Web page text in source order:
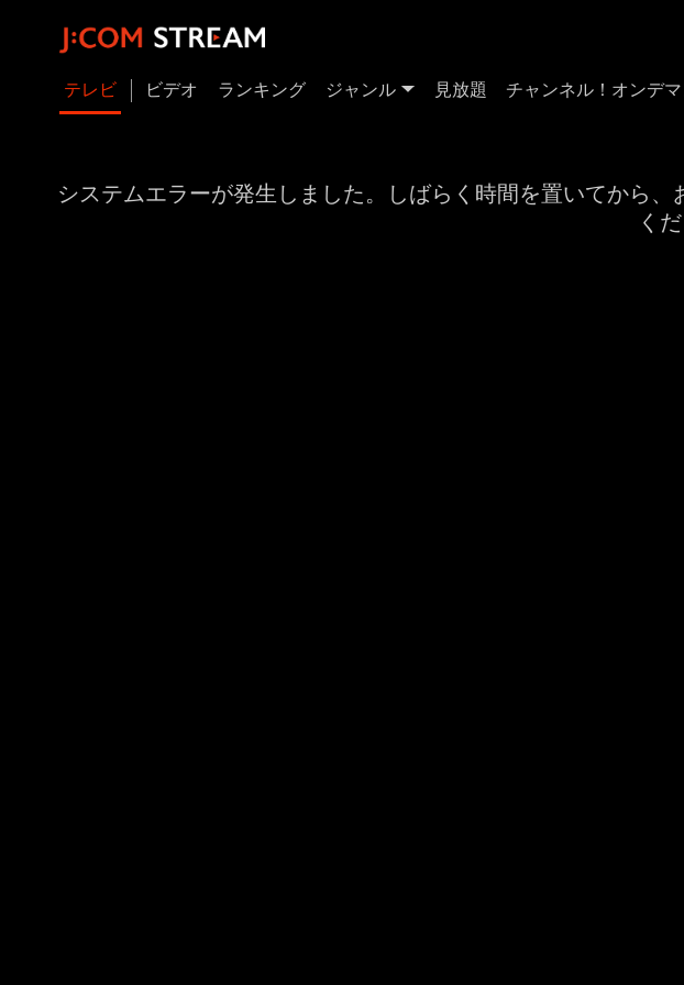
テレビ ビデオ ランキング ジャンル 見放題 チャンネル！オンデマ
システムエラーが発生しました。しばらく時間を置いてから
く